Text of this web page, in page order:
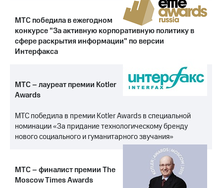
Документы
ПАО
"МТС"
Собрания
акционера
Контроль
и
аудит
Описание
Программа
МТС победила в ежегодном
конкурсе "За активную корпоративную политику в
сфере раскрытия информации" по версии
Интерфакса
МТС – лауреат премии Kotler
Awards
МТС победила в премии Kotler Awards в специальной
номинации «За придание технологическому бренду
нового социального и гуманитарного звучания»
МТС – финалист премии The
Moscow Times Awards